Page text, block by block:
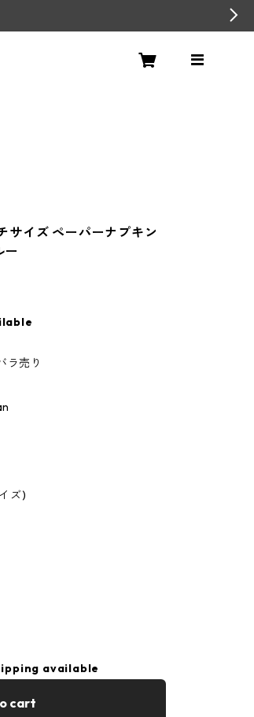
サイズ ペーパーナプキン
ラ売り
ズ)
available
cart